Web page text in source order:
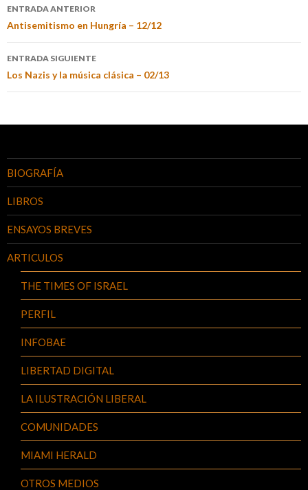
ENTRADA ANTERIOR
Antisemitismo en Hungría – 12/12
ENTRADA SIGUIENTE
Los Nazis y la música clásica – 02/13
BIOGRAFÍA
LIBROS
ENSAYOS BREVES
ARTICULOS
THE TIMES OF ISRAEL
PERFIL
INFOBAE
LIBERTAD DIGITAL
LA ILUSTRACIÓN LIBERAL
COMUNIDADES
MIAMI HERALD
OTROS MEDIOS